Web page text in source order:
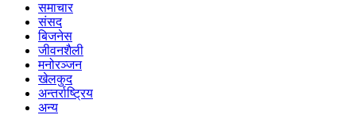
समाचार
संसद
बिजनेस
जीवनशैली
मनोरञ्जन
खेलकुद
अन्तर्राष्ट्रिय
अन्य